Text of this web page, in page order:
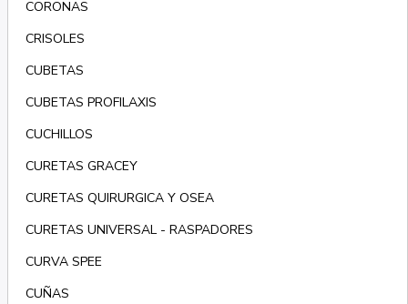
CORONAS
CRISOLES
CUBETAS
CUBETAS PROFILAXIS
CUCHILLOS
CURETAS GRACEY
CURETAS QUIRURGICA Y OSEA
CURETAS UNIVERSAL - RASPADORES
CURVA SPEE
CUÑAS